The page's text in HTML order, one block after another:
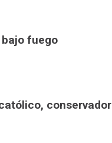
fuego
conservador